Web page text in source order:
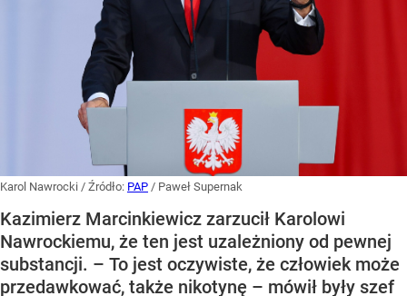
Karol Nawrocki / Źródło: PAP / Paweł Supernak
Kazimierz Marcinkiewicz zarzucił Karolowi
Nawrockiemu, że ten jest uzależniony od pewnej
substancji. – To jest oczywiste, że człowiek może
przedawkować, także nikotynę – mówił były szef